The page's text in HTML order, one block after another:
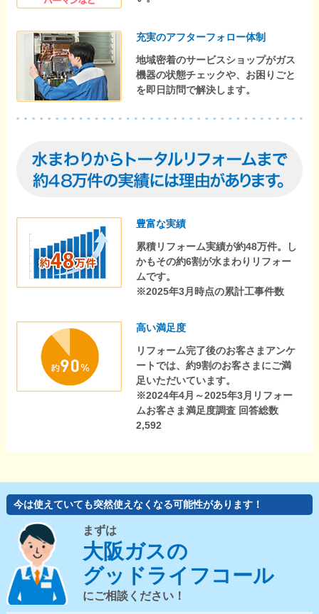
充実のアフターフォロー体制
地域密着のサービスショップがガス
機器の状態チェックや、お困りごと
を即日訪問で解決します。
豊富な実績
累積リフォーム実績が約48万件。し
かもその約6割が水まわりリフォー
ムです。
※2025年3月時点の累計工事件数
高い満足度
リフォーム完了後のお客さまアンケ
ートでは、約9割のお客さまにご満
足いただいています。
※2024年4月～2025年3月リフォー
ムお客さま満足度調査 回答総数
2,592
今は使えていても突然使えなくなる可能性があります！
まずは
大阪ガスの
グッドライフコール
にご相談ください！